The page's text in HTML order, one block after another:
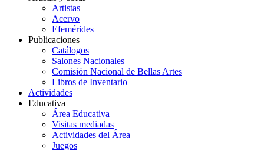
Artistas
Acervo
Efemérides
Publicaciones
Catálogos
Salones Nacionales
Comisión Nacional de Bellas Artes
Libros de Inventario
Actividades
Educativa
Área Educativa
Visitas mediadas
Actividades del Área
Juegos